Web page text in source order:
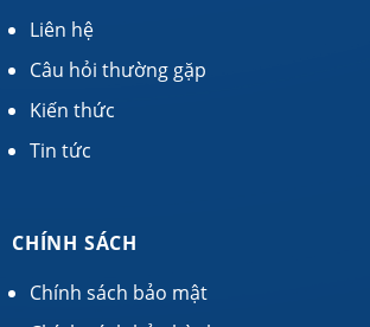
Liên hệ
Câu hỏi thường gặp
Kiến thức
Tin tức
CHÍNH SÁCH
Chính sách bảo mật